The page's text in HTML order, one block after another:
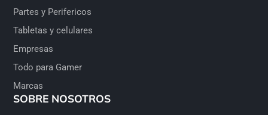
Partes y Perifericos
Tabletas y celulares
Empresas
Todo para Gamer
Marcas
SOBRE NOSOTROS